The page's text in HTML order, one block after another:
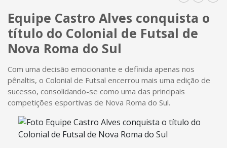
Equipe Castro Alves conquista o
título do Colonial de Futsal de
Nova Roma do Sul
Com uma decisão emocionante e definida apenas nos
pênaltis, o Colonial de Futsal encerrou mais uma edição de
sucesso, consolidando-se como uma das principais
competições esportivas de Nova Roma do Sul.